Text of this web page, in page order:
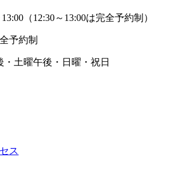
（12:30～13:00は完全予約制）
予約制
・土曜午後・日曜・祝日
ス